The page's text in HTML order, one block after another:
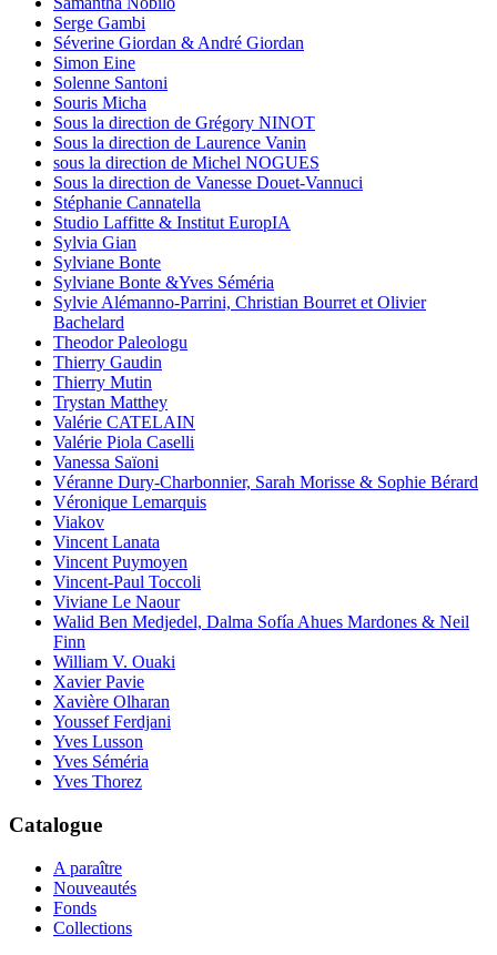
Serge Gambi
Séverine Giordan & André Giordan
Simon Eine
Solenne Santoni
Souris Micha
Sous la direction de Grégory NINOT
Sous la direction de Laurence Vanin
sous la direction de Michel NOGUES
Sous la direction de Vanesse Douet-Vannuci
Stéphanie Cannatella
Studio Laffitte & Institut EuropIA
Sylvia Gian
Sylviane Bonte
Sylviane Bonte &Yves Séméria
Sylvie Alémanno-Parrini, Christian Bourret et Olivier
Bachelard
Theodor Paleologu
Thierry Gaudin
Thierry Mutin
Trystan Matthey
Valérie CATELAIN
Valérie Piola Caselli
Vanessa Saïoni
Véranne Dury-Charbonnier, Sarah Morisse & Sophie Bérard
Véronique Lemarquis
Viakov
Vincent Lanata
Vincent Puymoyen
Vincent-Paul Toccoli
Viviane Le Naour
Walid Ben Medjedel, Dalma Sofía Ahues Mardones & Neil
Finn
William V. Ouaki
Xavier Pavie
Xavière Olharan
Youssef Ferdjani
Yves Lusson
Yves Séméria
Yves Thorez
Catalogue
A paraître
Nouveautés
Fonds
Collections